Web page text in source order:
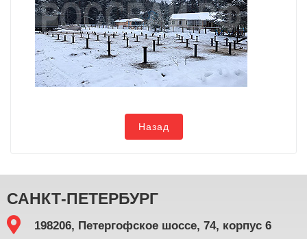
Назад
САНКТ-ПЕТЕРБУРГ
198206, Петергофское шоссе, 74, корпус 6